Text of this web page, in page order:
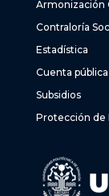
Armonización
Contraloría
Estadística
Cuenta pública
Subsidios
Protección de